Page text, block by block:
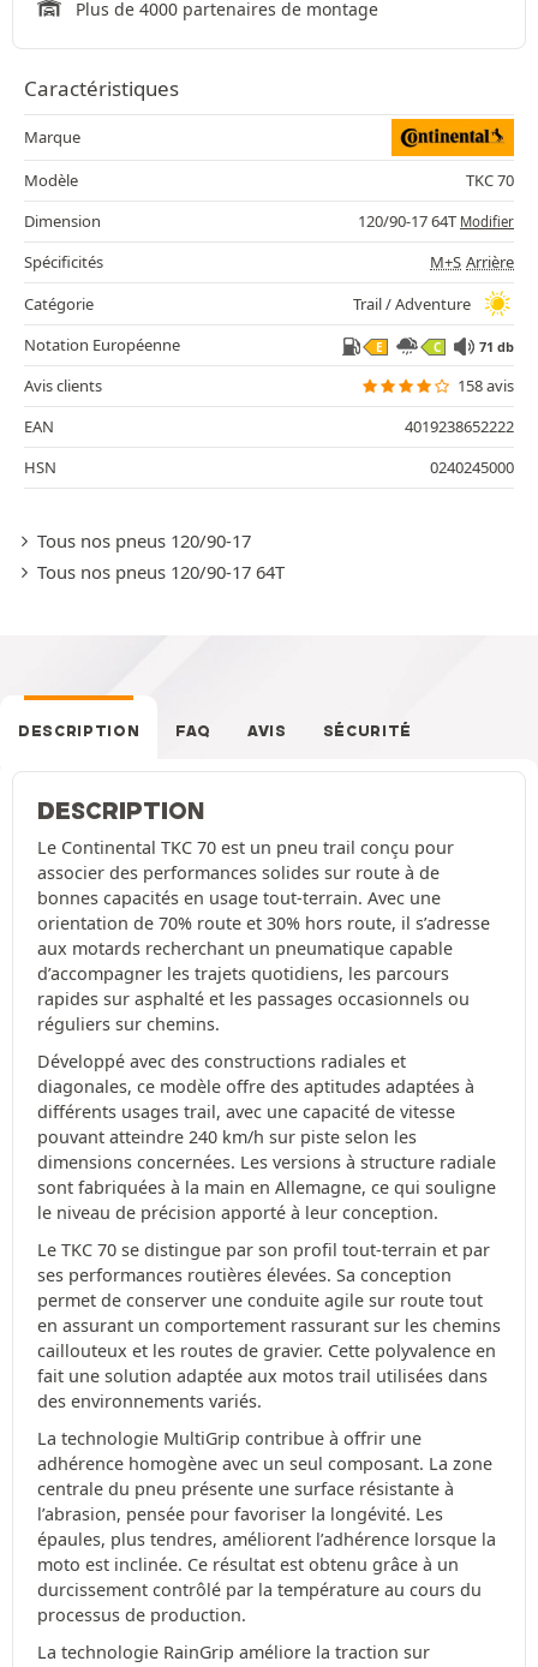
Plus de 4000 partenaires de montage
Caractéristiques
Marque
Modèle
TKC 70
Dimension
120/90-17 64T Modifier
Spécificités M+S Arrière
Catégorie
Trail / Adventure
Notation Européenne
E C 71 db
Avis clients
158 avis
EAN
4019238652222
HSN
0240245000
Tous nos pneus 120/90-17
Tous nos pneus 120/90-17 64T
DESCRIPTION FAQ AVIS SÉCURITÉ
DESCRIPTION
Le Continental TKC 70 est un pneu trail conçu pour
associer des performances solides sur route à de
bonnes capacités en usage tout-terrain. Avec une
orientation de 70% route et 30% hors route, il s’adresse
aux motards recherchant un pneumatique capable
d’accompagner les trajets quotidiens, les parcours
rapides sur asphalté et les passages occasionnels ou
réguliers sur chemins.
Développé avec des constructions radiales et
diagonales, ce modèle offre des aptitudes adaptées à
différents usages trail, avec une capacité de vitesse
pouvant atteindre 240 km/h sur piste selon les
dimensions concernées. Les versions à structure radiale
sont fabriquées à la main en Allemagne, ce qui souligne
le niveau de précision apporté à leur conception.
Le TKC 70 se distingue par son profil tout-terrain et par
ses performances routières élevées. Sa conception
permet de conserver une conduite agile sur route tout
en assurant un comportement rassurant sur les chemins
caillouteux et les routes de gravier. Cette polyvalence en
fait une solution adaptée aux motos trail utilisées dans
des environnements variés.
La technologie MultiGrip contribue à offrir une
adhérence homogène avec un seul composant. La zone
centrale du pneu présente une surface résistante à
l’abrasion, pensée pour favoriser la longévité. Les
épaules, plus tendres, améliorent l’adhérence lorsque la
moto est inclinée. Ce résultat est obtenu grâce à un
durcissement contrôlé par la température au cours du
processus de production.
La technologie RainGrip améliore la traction sur